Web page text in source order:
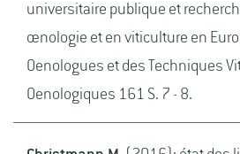
universitaire publique et
œnologie et en viticulture en
Oenologues et des Techniques
Oenologiques 161 S. 7 - 8.